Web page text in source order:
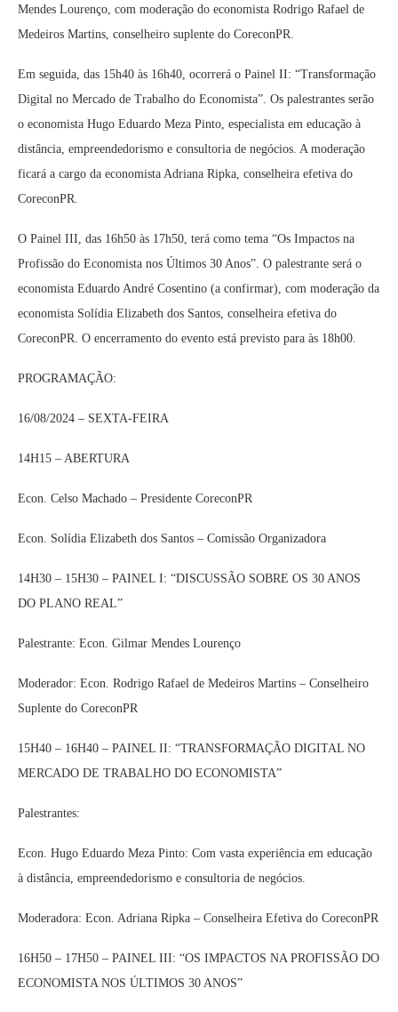
Mendes Lourenço, com moderação do economista Rodrigo Rafael de
Medeiros Martins, conselheiro suplente do CoreconPR.
Em seguida, das 15h40 às 16h40, ocorrerá o Painel II: “Transformação
Digital no Mercado de Trabalho do Economista”. Os palestrantes serão
o economista Hugo Eduardo Meza Pinto, especialista em educação à
distância, empreendedorismo e consultoria de negócios. A moderação
ficará a cargo da economista Adriana Ripka, conselheira efetiva do
CoreconPR.
O Painel III, das 16h50 às 17h50, terá como tema “Os Impactos na
Profissão do Economista nos Últimos 30 Anos”. O palestrante será o
economista Eduardo André Cosentino (a confirmar), com moderação da
economista Solídia Elizabeth dos Santos, conselheira efetiva do
CoreconPR. O encerramento do evento está previsto para às 18h00.
PROGRAMAÇÃO:
16/08/2024 – SEXTA-FEIRA
14H15 – ABERTURA
Econ. Celso Machado – Presidente CoreconPR
Econ. Solídia Elizabeth dos Santos – Comissão Organizadora
14H30 – 15H30 – PAINEL I: “DISCUSSÃO SOBRE OS 30 ANOS
DO PLANO REAL”
Palestrante: Econ. Gilmar Mendes Lourenço
Moderador: Econ. Rodrigo Rafael de Medeiros Martins – Conselheiro
Suplente do CoreconPR
15H40 – 16H40 – PAINEL II: “TRANSFORMAÇÃO DIGITAL NO
MERCADO DE TRABALHO DO ECONOMISTA”
Palestrantes:
Econ. Hugo Eduardo Meza Pinto: Com vasta experiência em educação
à distância, empreendedorismo e consultoria de negócios.
Moderadora: Econ. Adriana Ripka – Conselheira Efetiva do CoreconPR
16H50 – 17H50 – PAINEL III: “OS IMPACTOS NA PROFISSÃO DO
ECONOMISTA NOS ÚLTIMOS 30 ANOS”